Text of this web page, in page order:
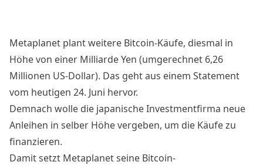
Metaplanet plant weitere Bitcoin-Käufe, diesmal in
Höhe von einer Milliarde Yen (umgerechnet 6,26
Millionen US-Dollar). Das geht aus einem Statement
vom heutigen 24. Juni hervor.
Demnach wolle die japanische Investmentfirma neue
Anleihen in selber Höhe vergeben, um die Käufe zu
finanzieren.
Damit setzt Metaplanet seine Bitcoin-